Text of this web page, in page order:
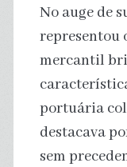
No auge de
representou
mercantil
portuária
destacava
sem